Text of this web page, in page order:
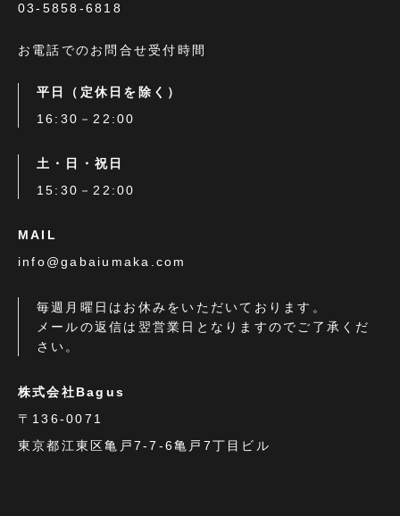
03-5858-6818
お電話でのお問合せ受付時間
平日（定休日を除く）
16:30－22:00
土・日・祝日
15:30－22:00
MAIL
info@gabaiumaka.com
毎週月曜日はお休みをいただいております。
メールの返信は翌営業日となりますのでご了承くだ
さい。
株式会社Bagus
〒136-0071
東京都江東区亀戸7-7-6亀戸7丁目ビル